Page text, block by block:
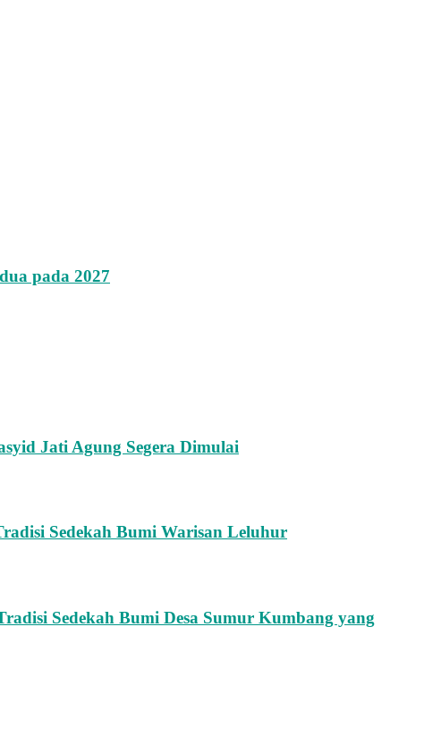
pada 2027
Jati Agung Segera Dimulai
Sedekah Bumi Warisan Leluhur
Sedekah Bumi Desa Sumur Kumbang yang